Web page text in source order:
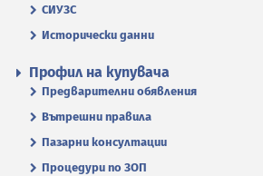
СИУЗС
Исторически данни
Профил на купувача
Предварителни обявления
Вътрешни правила
Пазарни консултации
Процедури по ЗОП